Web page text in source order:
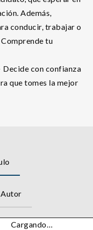
Además,
conducir, trabajar o
tu
Decide con confianza
que tomes la mejor
Cargando…